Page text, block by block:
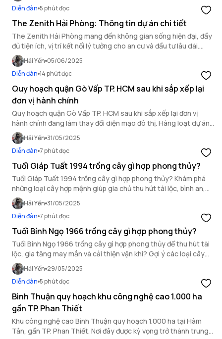
Diễn đàn 5 phút đọc
The Zenith Hải Phòng: Thông tin dự án chi tiết
The Zenith Hải Phòng mang đến không gian sống hiện đại, đầy
đủ tiện ích, vị trí kết nối lý tưởng cho an cư và đầu tư lâu dài.
Cùng khám phá thông tin chi tiết dự án.
Hải Yến 05/06/2025
Diễn đàn 14 phút đọc
Quy hoạch quận Gò Vấp TP. HCM sau khi sắp xếp lại
đơn vị hành chính
Quy hoạch quận Gò Vấp TP. HCM sau khi sắp xếp lại đơn vị
hành chính đang làm thay đổi diện mạo đô thị. Hàng loạt dự án
lớn được triển khai đồng bộ trong khu vực.
Hải Yến 31/05/2025
Diễn đàn 7 phút đọc
Tuổi Giáp Tuất 1994 trồng cây gì hợp phong thủy?
Tuổi Giáp Tuất 1994 trồng cây gì hợp phong thủy? Khám phá
những loại cây hợp mệnh giúp gia chủ thu hút tài lộc, bình an,
may mắn và tăng năng lượng tích cực cho không gian sống.
Hải Yến 31/05/2025
Diễn đàn 7 phút đọc
Tuổi Bính Ngọ 1966 trồng cây gì hợp phong thủy?
Tuổi Bính Ngọ 1966 trồng cây gì hợp phong thủy để thu hút tài
lộc, gia tăng may mắn và cải thiện vận khí? Gợi ý các loại cây
hợp mệnh, dễ trồng, phù hợp trong nhà và sân vườn.
Hải Yến 29/05/2025
Diễn đàn 5 phút đọc
Bình Thuận quy hoạch khu công nghệ cao 1.000 ha
gần TP. Phan Thiết
Khu công nghệ cao Bình Thuận quy hoạch 1.000 ha tại Hàm
Tân, gần TP. Phan Thiết. Nơi đây được kỳ vọng trở thành trung